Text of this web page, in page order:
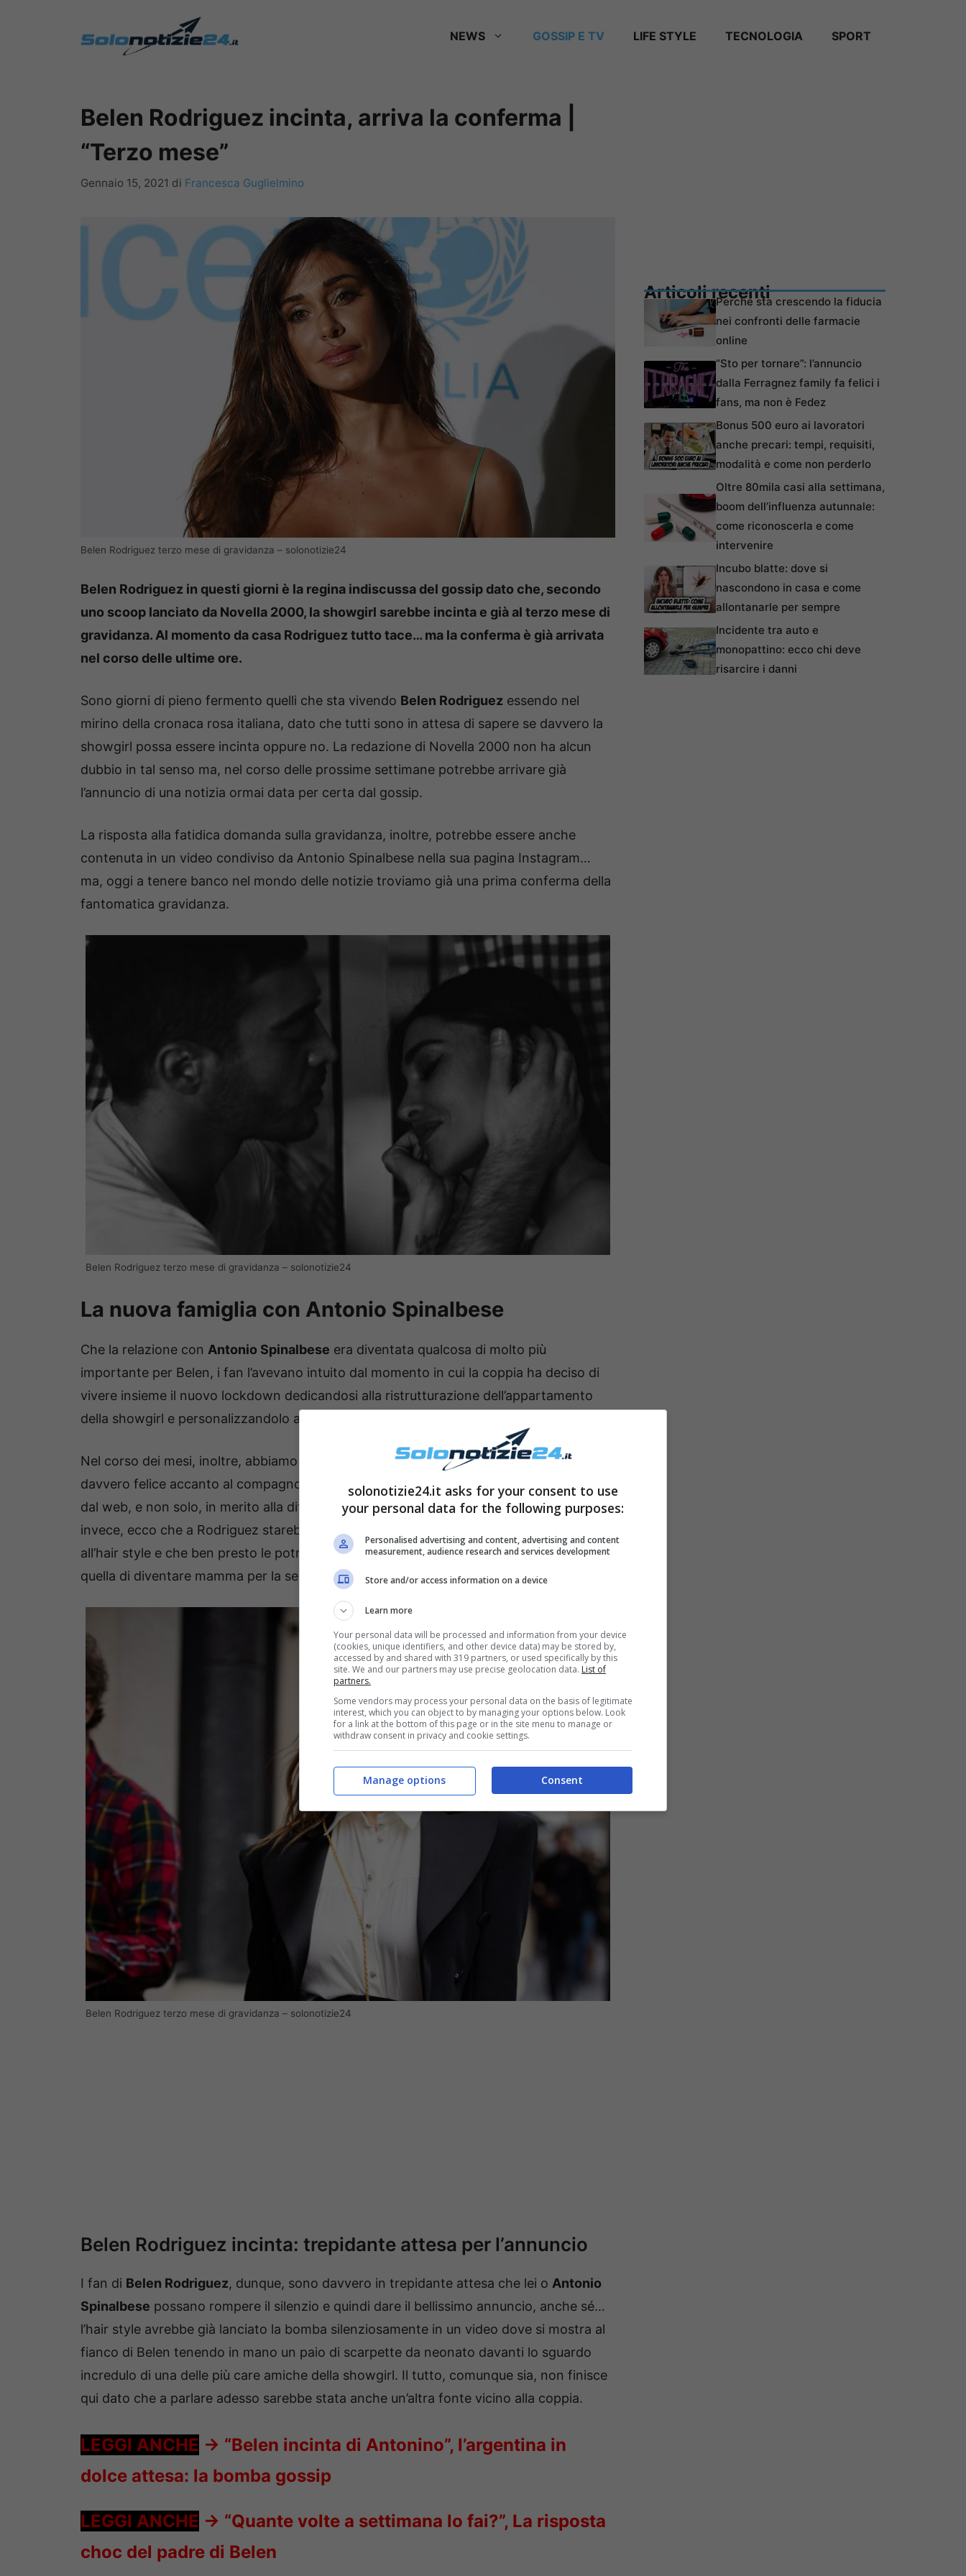
NEWS GOSSIP E TV LIFE STYLE TECNOLOGIA SPORT
Belen Rodriguez incinta, arriva la conferma |
“Terzo mese”
Gennaio 15, 2021 di Francesca Guglielmino
Belen Rodriguez terzo mese di gravidanza – solonotizie24
Belen Rodriguez in questi giorni è la regina indiscussa del gossip dato che, secondo
uno scoop lanciato da Novella 2000, la showgirl sarebbe incinta e già al terzo mese di
gravidanza. Al momento da casa Rodriguez tutto tace… ma la conferma è già arrivata
nel corso delle ultime ore.
Sono giorni di pieno fermento quelli che sta vivendo Belen Rodriguez essendo nel
mirino della cronaca rosa italiana, dato che tutti sono in attesa di sapere se davvero la
showgirl possa essere incinta oppure no. La redazione di Novella 2000 non ha alcun
dubbio in tal senso ma, nel corso delle prossime settimane potrebbe arrivare già
l’annuncio di una notizia ormai data per certa dal gossip.
La risposta alla fatidica domanda sulla gravidanza, inoltre, potrebbe essere anche
contenuta in un video condiviso da Antonio Spinalbese nella sua pagina Instagram…
ma, oggi a tenere banco nel mondo delle notizie troviamo già una prima conferma della
fantomatica gravidanza.
Belen Rodriguez terzo mese di gravidanza – solonotizie24
La nuova famiglia con Antonio Spinalbese
Che la relazione con Antonio Spinalbese era diventata qualcosa di molto più
importante per Belen, i fan l’avevano intuito dal momento in cui la coppia ha deciso di
vivere insieme il nuovo lockdown dedicandosi alla ristrutturazione dell’appartamento
della showgirl e personalizzandolo a modo loro.
Nel corso dei mesi, inoltre, abbiamo avuto modo di vedere come Belen Rodriguez fosse
davvero felice accanto al compagno, ignorando ogni tipo di critica che le è stata mossa
dal web, e non solo, in merito alla differenza di età tra la showgirl e Spinalbese. Adesso,
invece, ecco che a Rodriguez starebbe già vivendo un nuovo sogno d’amore accanto
all’hair style e che ben presto le potrebbe donare un’altra grandissima gioia, ovvero
quella di diventare mamma per la seconda volta.
Belen Rodriguez terzo mese di gravidanza – solonotizie24
Belen Rodriguez incinta: trepidante attesa per l’annuncio
I fan di Belen Rodriguez, dunque, sono davvero in trepidante attesa che lei o Antonio
Spinalbese possano rompere il silenzio e quindi dare il bellissimo annuncio, anche sé…
l’hair style avrebbe già lanciato la bomba silenziosamente in un video dove si mostra al
fianco di Belen tenendo in mano un paio di scarpette da neonato davanti lo sguardo
incredulo di una delle più care amiche della showgirl. Il tutto, comunque sia, non finisce
qui dato che a parlare adesso sarebbe stata anche un’altra fonte vicino alla coppia.
LEGGI ANCHE -> “Belen incinta di Antonino”, l’argentina in
dolce attesa: la bomba gossip
LEGGI ANCHE -> “Quante volte a settimana lo fai?”, La risposta
choc del padre di Belen
Articoli recentiPerché sta crescendo la fiducia
nei confronti delle farmacie
online
“Sto per tornare”: l’annuncio
dalla Ferragnez family fa felici i
fans, ma non è Fedez
Bonus 500 euro ai lavoratori
anche precari: tempi, requisiti,
modalità e come non perderlo
Oltre 80mila casi alla settimana,
boom dell’influenza autunnale:
come riconoscerla e come
intervenire
Incubo blatte: dove si
nascondono in casa e come
allontanarle per sempre
Incidente tra auto e
monopattino: ecco chi deve
risarcire i danni
solonotizie24.it asks for your consent to use
your personal data for the following purposes:
Personalised advertising and content, advertising and content
measurement, audience research and services development
Store and/or access information on a device
Learn more
Your personal data will be processed and information from your device
(cookies, unique identifiers, and other device data) may be stored by,
accessed by and shared with 319 partners, or used specifically by this
site. We and our partners may use precise geolocation data. List of
partners.
Some vendors may process your personal data on the basis of legitimate
interest, which you can object to by managing your options below. Look
for a link at the bottom of this page or in the site menu to manage or
withdraw consent in privacy and cookie settings.
Consent
Manage options